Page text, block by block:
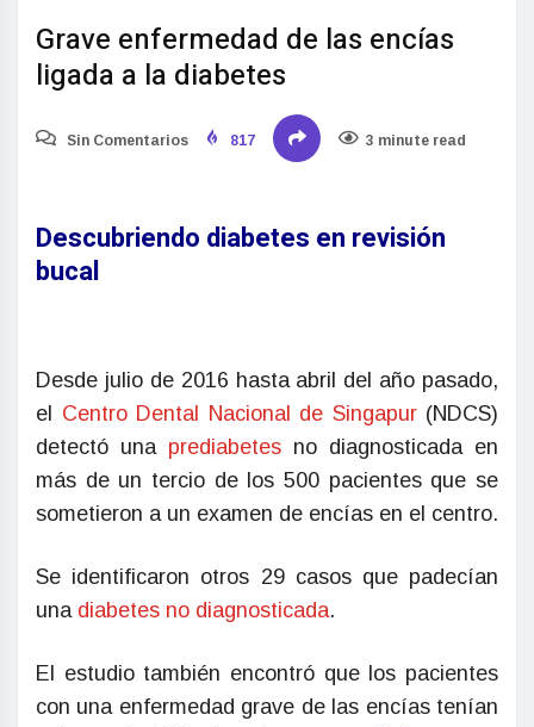
Grave enfermedad de las encías
ligada a la diabetes
Sin Comentarios 817 3 minute read
Descubriendo diabetes en revisión
bucal
Desde julio de 2016 hasta abril del año pasado,
el Centro Dental Nacional de Singapur(NDCS)
detectó una prediabetes no diagnosticada en
más de un tercio de los 500 pacientes que se
sometieron a un examen de encías en el centro.
Se identificaron otros 29 casos que padecían
una diabetes no diagnosticada.
El estudio también encontró que los pacientes
con una enfermedad grave de las encías tenían